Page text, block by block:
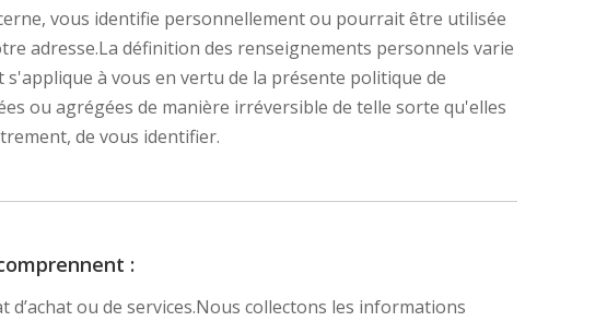
vous identifie personnellement ou pourrait être utilisée
adresse.La définition des renseignements personnels varie
à vous en vertu de la présente politique de
ou agrégées de manière irréversible de telle sorte qu'elles
de vous identifier.
:
ou de services.Nous collectons les informations